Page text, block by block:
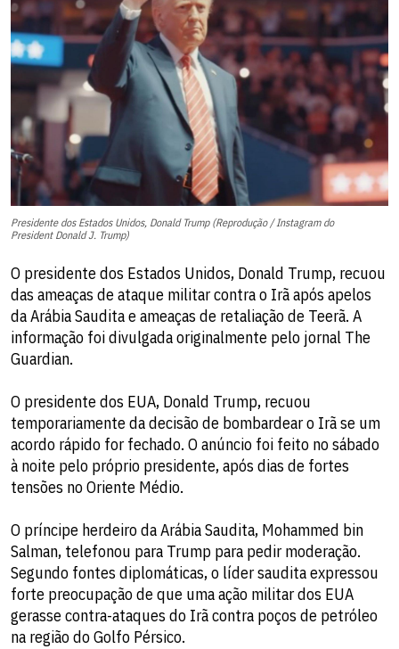
Presidente dos Estados Unidos, Donald Trump (Reprodução / Instagram do
President Donald J. Trump)
O presidente dos Estados Unidos, Donald Trump, recuou
das ameaças de ataque militar contra o Irã após apelos
da Arábia Saudita e ameaças de retaliação de Teerã. A
informação foi divulgada originalmente pelo jornal The
Guardian.
O presidente dos EUA, Donald Trump, recuou
temporariamente da decisão de bombardear o Irã se um
acordo rápido for fechado. O anúncio foi feito no sábado
à noite pelo próprio presidente, após dias de fortes
tensões no Oriente Médio.
O príncipe herdeiro da Arábia Saudita, Mohammed bin
Salman, telefonou para Trump para pedir moderação.
Segundo fontes diplomáticas, o líder saudita expressou
forte preocupação de que uma ação militar dos EUA
gerasse contra-ataques do Irã contra poços de petróleo
na região do Golfo Pérsico.